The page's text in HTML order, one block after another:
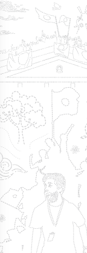
চালানোর সময়